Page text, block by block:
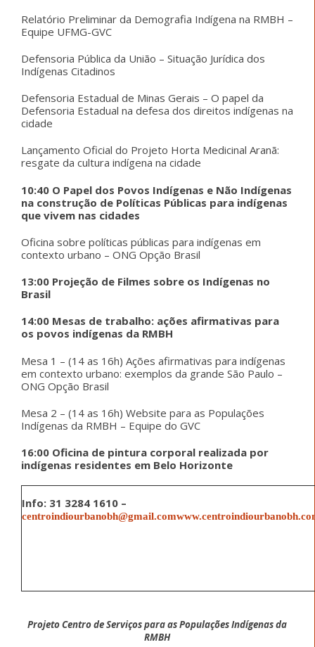
Relatório Preliminar da Demografia Indígena na RMBH –
Equipe UFMG-GVC
Defensoria Pública da União – Situação Jurídica dos
Indígenas Citadinos
Defensoria Estadual de Minas Gerais – O papel da
Defensoria Estadual na defesa dos direitos indígenas na
cidade
Lançamento Oficial do Projeto Horta Medicinal Aranã:
resgate da cultura indígena na cidade
10:40 O Papel dos Povos Indígenas e Não Indígenas
na construção de Políticas Públicas para indígenas
que vivem nas cidades
Oficina sobre políticas públicas para indígenas em
contexto urbano – ONG Opção Brasil
13:00 Projeção de Filmes sobre os Indígenas no
Brasil
14:00 Mesas de trabalho: ações afirmativas para
os povos indígenas da RMBH
Mesa 1 – (14 as 16h) Ações afirmativas para indígenas
em contexto urbano: exemplos da grande São Paulo –
ONG Opção Brasil
Mesa 2 – (14 as 16h) Website para as Populações
Indígenas da RMBH – Equipe do GVC
16:00 Oficina de pintura corporal realizada por
indígenas residentes em Belo Horizonte
Info: 31 3284 1610 –
centroindiourbanobh@gmail.com
Projeto Centro de Serviçospara as Populações Indígenas da
RMBH